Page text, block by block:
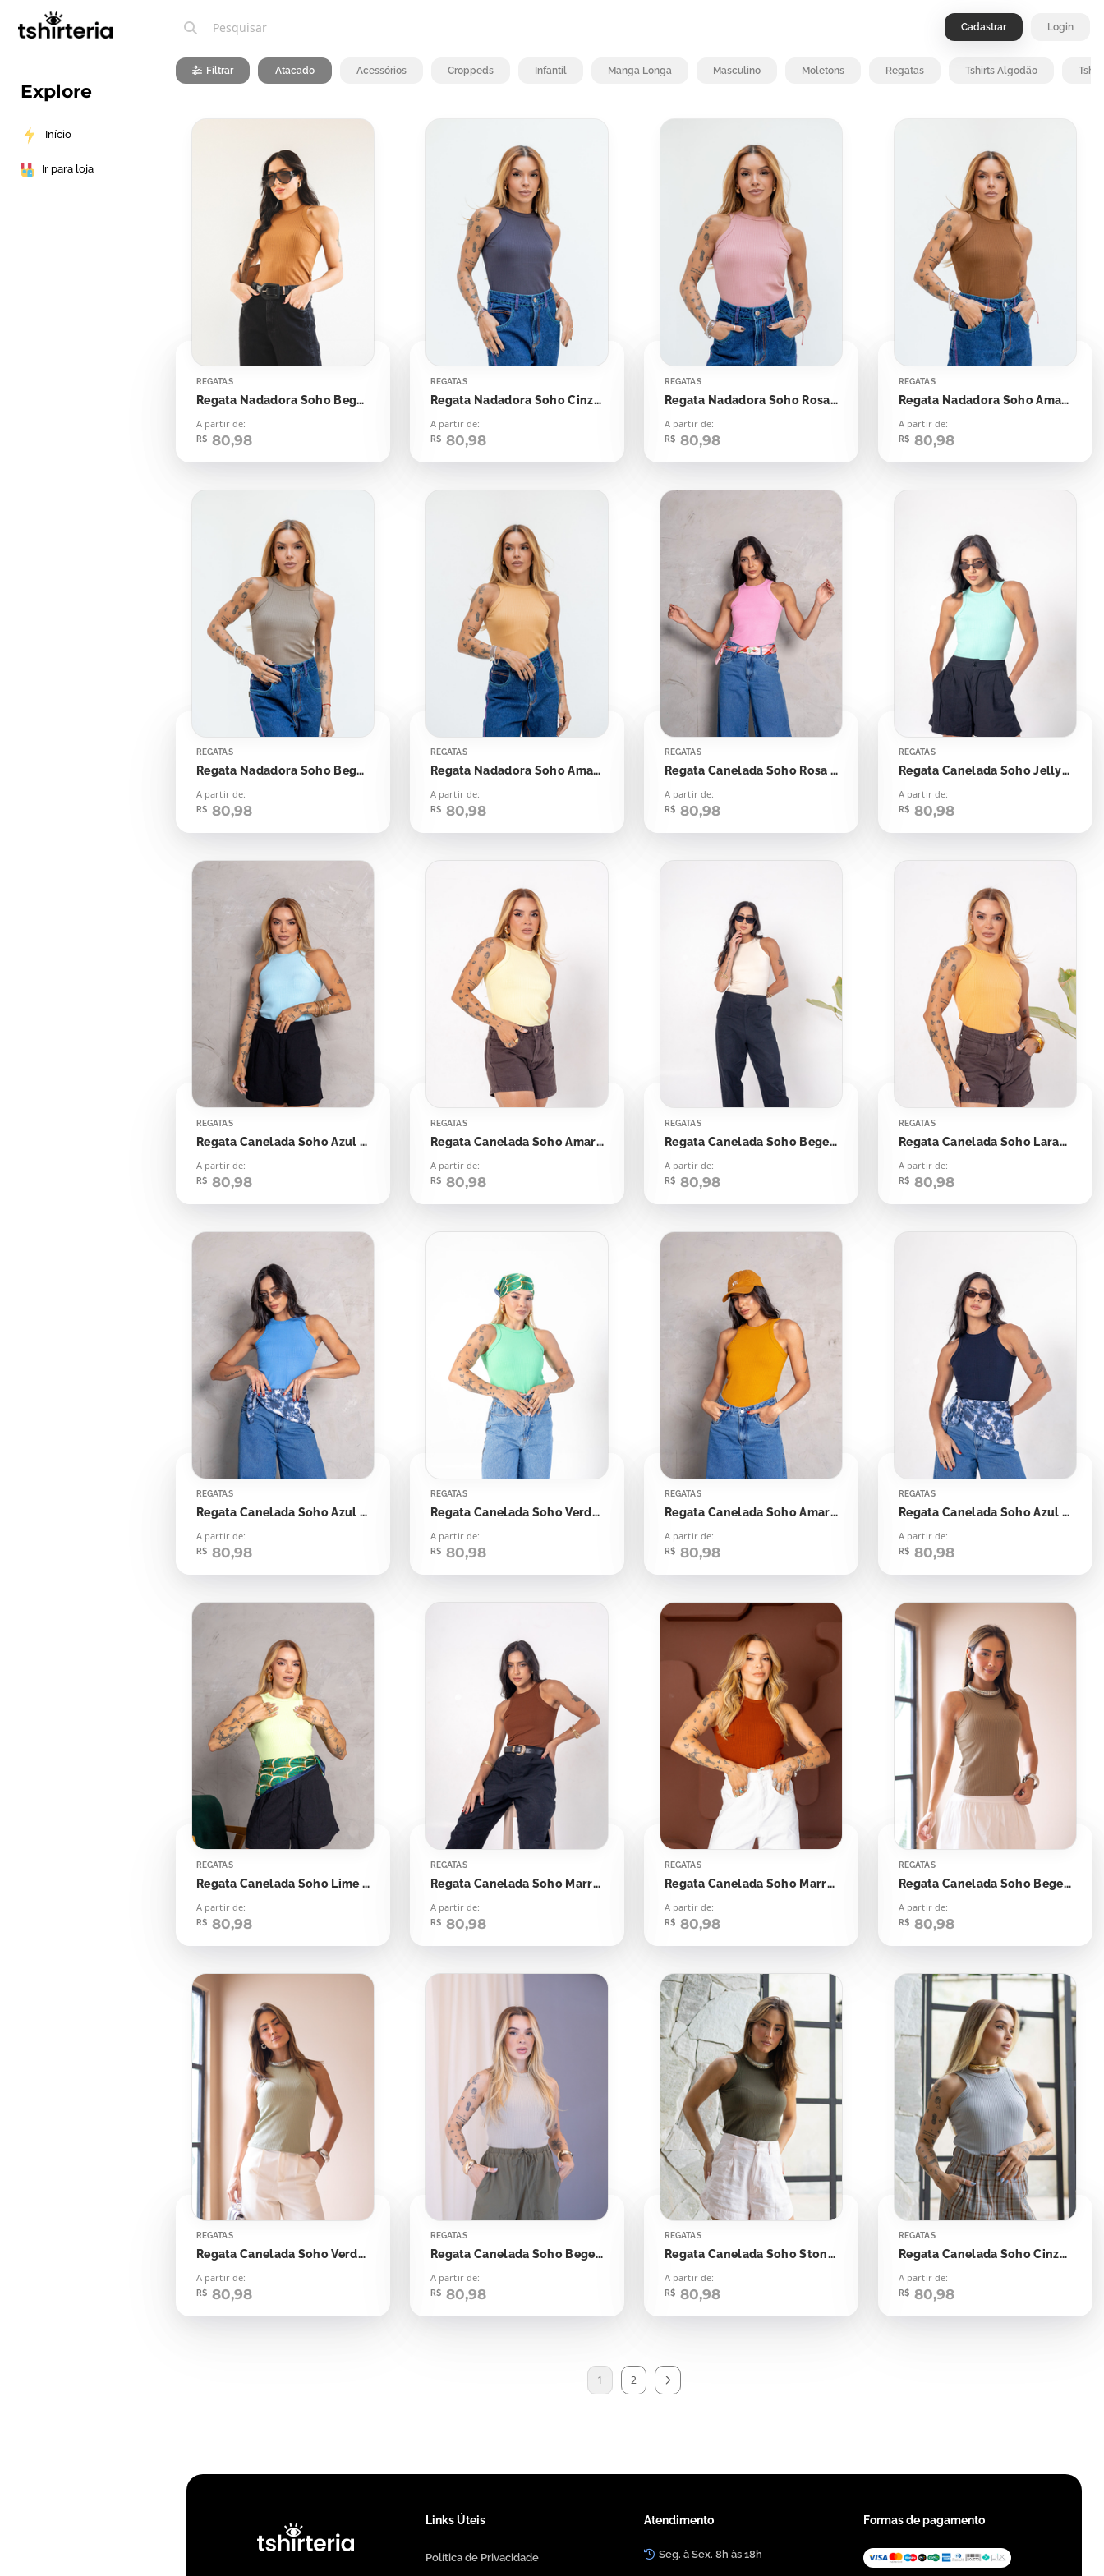
Explore
Início
Ir para loja
Cadastrar Login
Filtrar Atacado Acessórios Croppeds Infantil Manga Longa Masculino Moletons Regatas Tshirts Algodão
REGATAS
Regata Nadadora Soho Bege Doce de Leite
A partir de:
R$ 80,98
REGATAS
Regata Nadadora Soho Cinza Eternium
A partir de:
R$ 80,98
REGATAS
Regata Nadadora Soho Rosa Bloom
A partir de:
R$ 80,98
REGATAS
Regata Nadadora Soho Amarelo Castanha
A partir de:
R$ 80,98
REGATAS
Regata Nadadora Soho Bege Dusky
A partir de:
R$ 80,98
REGATAS
Regata Nadadora Soho Amarelo Sahara
A partir de:
R$ 80,98
REGATAS
Regata Canelada Soho Rosa Happy Moments
A partir de:
R$ 80,98
REGATAS
Regata Canelada Soho Jelly Mint
A partir de:
R$ 80,98
REGATAS
Regata Canelada Soho Azul Skyway
A partir de:
R$ 80,98
REGATAS
Regata Canelada Soho Amarelo Flash Yellow
A partir de:
R$ 80,98
REGATAS
Regata Canelada Soho Bege Natural
A partir de:
R$ 80,98
REGATAS
Regata Canelada Soho Laranja Candy
A partir de:
R$ 80,98
REGATAS
Regata Canelada Soho Azul Light Navy
A partir de:
R$ 80,98
REGATAS
Regata Canelada Soho Verde Botânico
A partir de:
R$ 80,98
REGATAS
Regata Canelada Soho Amarelo Saffron
A partir de:
R$ 80,98
REGATAS
Regata Canelada Soho Azul Dark Blue
A partir de:
R$ 80,98
REGATAS
Regata Canelada Soho Lime Cream
A partir de:
R$ 80,98
REGATAS
Regata Canelada Soho Marrom Cynnamom
A partir de:
R$ 80,98
REGATAS
Regata Canelada Soho Marrom Ochre
A partir de:
R$ 80,98
REGATAS
Regata Canelada Soho Bege Aged
A partir de:
R$ 80,98
REGATAS
Regata Canelada Soho Verde Folha Seca
A partir de:
R$ 80,98
REGATAS
Regata Canelada Soho Bege Naturally
A partir de:
R$ 80,98
REGATAS
Regata Canelada Soho Stone Green
A partir de:
R$ 80,98
REGATAS
Regata Canelada Soho Cinza Gray
A partir de:
R$ 80,98
1 2
Links Úteis
Política de Privacidade
Atendimento
Seg. à Sex. 8h às 18h
Formas de pagamento